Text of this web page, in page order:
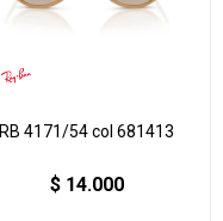
RB 4171/54 col 681413
$ 14.000